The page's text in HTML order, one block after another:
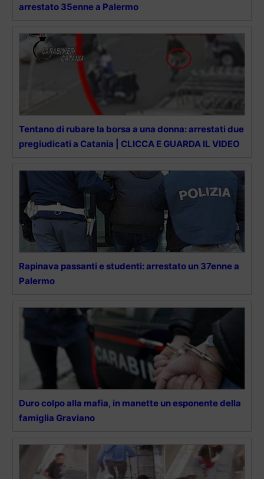
arrestato 35enne a Palermo
Tentano di rubare la borsa a una donna: arrestati due
pregiudicati a Catania | CLICCA E GUARDA IL VIDEO
Rapinava passanti e studenti: arrestato un 37enne a
Palermo
Duro colpo alla mafia, in manette un esponente della
famiglia Graviano